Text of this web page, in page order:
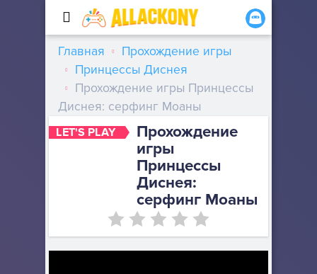
LET'S PLAY
Прохождение
игры
Принцессы
Диснея:
серфинг Моаны
Главная
Прохождение игры
Принцессы Диснея
Прохождение игры Принцессы
Диснея: серфинг Моаны